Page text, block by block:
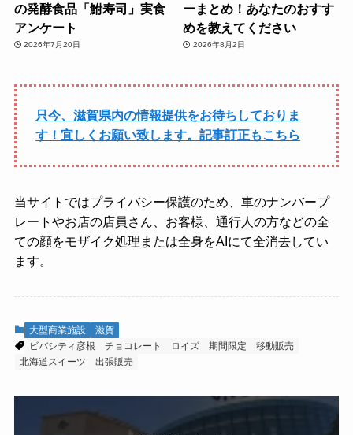
の発酵食品「鮒寿司」実食
アンケート
2026年7月20日
ーまとめ！あなたのおすす
めを教えてください
2026年8月2日
只今、滋賀県内の情報提供をお待ちしておりま
す！宜しくお願い致します。記事訂正もこちら
当サイトではプライバシー保護のため、車のナンバープ
レートやお店の店員さん、お客様、通行人の方などの全
ての顔をモザイク処理または全身をAIにて全消去してい
ます。
大型商業施設
滋賀
ビバシティ彦根
チョコレート ロイズ 期間限定
移動販売
北海道スイーツ
出張販売